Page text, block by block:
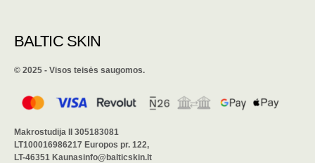
BALTIC SKIN
©️ 2025 - Visos teisės saugomos.
Makrostudija II 305183081
LT100016986217 Europos pr. 122,
LT-46351 Kaunasinfo@balticskin.lt